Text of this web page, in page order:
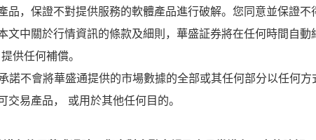
品，保證不對提供服務的軟體產品進行破解。您同意並保證
文中關於行情資訊的條款及細則，華盛証券將在任何時間自
供任何補償。
諾不會將華盛通提供的市場數據的全部或其任何部分以任何
交易產品， 或用於其他任何目的。